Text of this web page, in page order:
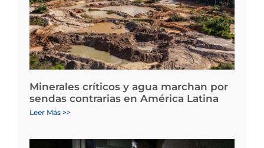
Minerales críticos y agua marchan por
sendas contrarias en América Latina
Leer Más >>